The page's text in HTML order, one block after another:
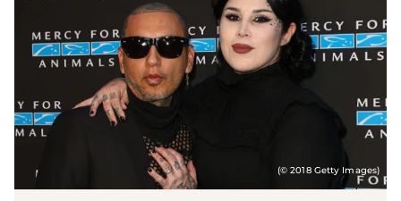
(© 2018 Getty Images)